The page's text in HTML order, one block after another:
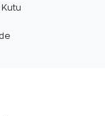
Kutu